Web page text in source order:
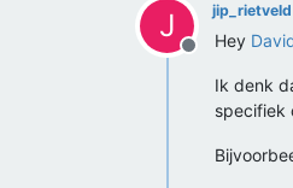
J
Offline
jip_rietveld
Hey
Ik denk
specifiek